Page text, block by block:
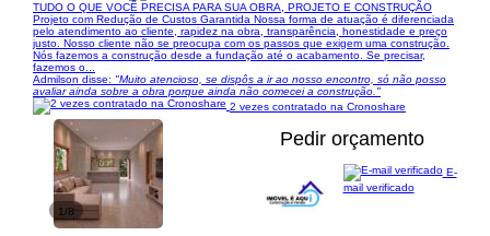
TUDO O QUE VOCÊ PRECISA PARA SUA OBRA, PROJETO E CONSTRUÇÃO
Projeto com Redução de Custos Garantida Nossa forma de atuação é diferenciada
pelo atendimento ao cliente, rapidez na obra, transparência, honestidade e preço
justo. Nosso cliente não se preocupa com os passos que exigem uma construção.
Nós fazemos a construção desde a fundação até o acabamento. Se precisar,
fazemos o...
Admilson disse: "Muito atencioso, se dispôs a ir ao nosso encontro, só não posso
avaliar ainda sobre a obra porque ainda não comecei a construção."
2 vezes contratado na Cronoshare
1/8
Pedir orçamento
E-
mail verificado